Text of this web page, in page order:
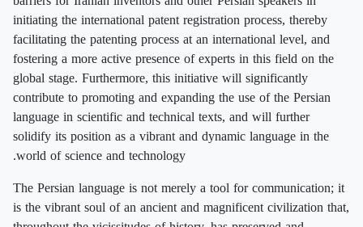
initiating the international patent registration process, thereby
facilitating the patenting process at an international level, and
fostering a more active presence of experts in this field on the
global stage. Furthermore, this initiative will significantly
contribute to promoting and expanding the use of the Persian
language in scientific and technical texts, and will further
solidify its position as a vibrant and dynamic language in the
world of science and technology.
The Persian language is not merely a tool for communication; it
is the vibrant soul of an ancient and magnificent civilization that,